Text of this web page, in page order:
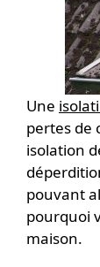
Une
pertes de
isolation
pouvant
pourquoi
maison.